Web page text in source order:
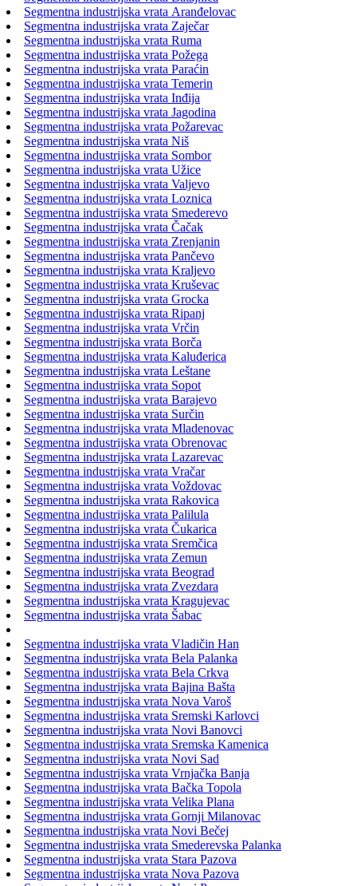
Segmentna industrijska vrata Aranđelovac
Segmentna industrijska vrata Zaječar
Segmentna industrijska vrata Ruma
Segmentna industrijska vrata Požega
Segmentna industrijska vrata Paraćin
Segmentna industrijska vrata Temerin
Segmentna industrijska vrata Inđija
Segmentna industrijska vrata Jagodina
Segmentna industrijska vrata Požarevac
Segmentna industrijska vrata Niš
Segmentna industrijska vrata Sombor
Segmentna industrijska vrata Užice
Segmentna industrijska vrata Valjevo
Segmentna industrijska vrata Loznica
Segmentna industrijska vrata Smederevo
Segmentna industrijska vrata Čačak
Segmentna industrijska vrata Zrenjanin
Segmentna industrijska vrata Pančevo
Segmentna industrijska vrata Kraljevo
Segmentna industrijska vrata Kruševac
Segmentna industrijska vrata Grocka
Segmentna industrijska vrata Ripanj
Segmentna industrijska vrata Vrčin
Segmentna industrijska vrata Borča
Segmentna industrijska vrata Kaluđerica
Segmentna industrijska vrata Leštane
Segmentna industrijska vrata Sopot
Segmentna industrijska vrata Barajevo
Segmentna industrijska vrata Surčin
Segmentna industrijska vrata Mladenovac
Segmentna industrijska vrata Obrenovac
Segmentna industrijska vrata Lazarevac
Segmentna industrijska vrata Vračar
Segmentna industrijska vrata Voždovac
Segmentna industrijska vrata Rakovica
Segmentna industrijska vrata Palilula
Segmentna industrijska vrata Čukarica
Segmentna industrijska vrata Sremčica
Segmentna industrijska vrata Zemun
Segmentna industrijska vrata Beograd
Segmentna industrijska vrata Zvezdara
Segmentna industrijska vrata Kragujevac
Segmentna industrijska vrata Šabac
Segmentna industrijska vrata Vladičin Han
Segmentna industrijska vrata Bela Palanka
Segmentna industrijska vrata Bela Crkva
Segmentna industrijska vrata Bajina Bašta
Segmentna industrijska vrata Nova Varoš
Segmentna industrijska vrata Sremski Karlovci
Segmentna industrijska vrata Novi Banovci
Segmentna industrijska vrata Sremska Kamenica
Segmentna industrijska vrata Novi Sad
Segmentna industrijska vrata Vrnjačka Banja
Segmentna industrijska vrata Bačka Topola
Segmentna industrijska vrata Velika Plana
Segmentna industrijska vrata Gornji Milanovac
Segmentna industrijska vrata Novi Bečej
Segmentna industrijska vrata Smederevska Palanka
Segmentna industrijska vrata Stara Pazova
Segmentna industrijska vrata Nova Pazova